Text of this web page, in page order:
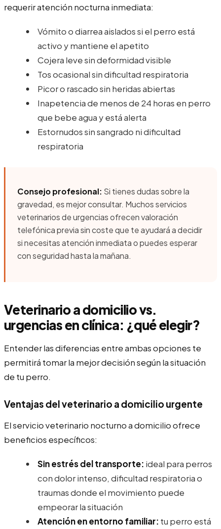
requerir atención nocturna inmediata:
Vómito o diarrea aislados si el perro está
activo y mantiene el apetito
Cojera leve sin deformidad visible
Tos ocasional sin dificultad respiratoria
Picor o rascado sin heridas abiertas
Inapetencia de menos de 24 horas en perro
que bebe agua y está alerta
Estornudos sin sangrado ni dificultad
respiratoria
Consejo profesional: Si tienes dudas sobre la
gravedad, es mejor consultar. Muchos servicios
veterinarios de urgencias ofrecen valoración
telefónica previa sin coste que te ayudará a decidir
si necesitas atención inmediata o puedes esperar
con seguridad hasta la mañana.
Veterinario a domicilio vs.
urgencias en clínica: ¿qué elegir?
Entender las diferencias entre ambas opciones te
permitirá tomar la mejor decisión según la situación
de tu perro.
Ventajas del veterinario a domicilio urgente
El servicio veterinario nocturno a domicilio ofrece
beneficios específicos:
Sin estrés del transporte: ideal para perros
con dolor intenso, dificultad respiratoria o
traumas donde el movimiento puede
empeorar la situación
Atención en entorno familiar: tu perro está